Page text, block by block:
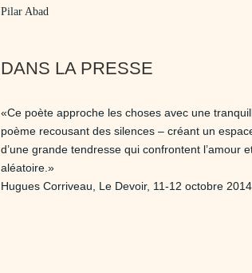
Pilar Abad
DANS LA PRESSE
«Ce poète approche les choses avec une
poème recousant des silences – créant un
d’une grande tendresse qui confrontent
aléatoire.»
Hugues Corriveau, Le Devoir, 11-12 octobre 2014